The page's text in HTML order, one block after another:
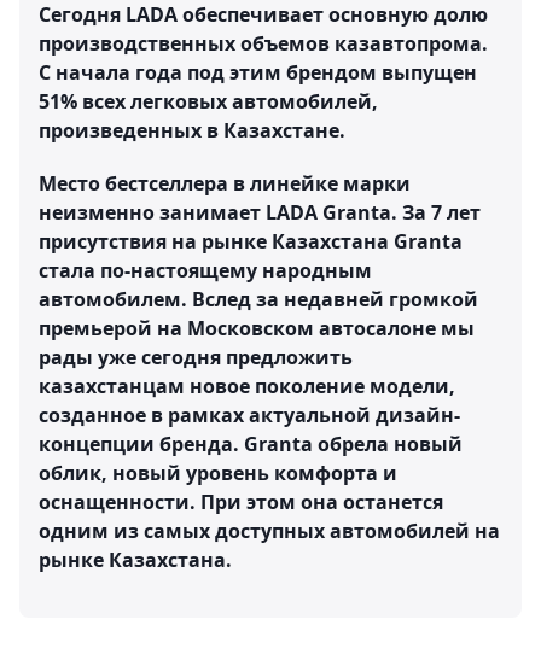
Сегодня LADA обеспечивает основную долю
производственных объемов казавтопрома.
С начала года под этим брендом выпущен
51% всех легковых автомобилей,
произведенных в Казахстане.
Место бестселлера в линейке марки
неизменно занимает LADA Granta. За 7 лет
присутствия на рынке Казахстана Granta
стала по-настоящему народным
автомобилем. Вслед за недавней громкой
премьерой на Московском автосалоне мы
рады уже сегодня предложить
казахстанцам новое поколение модели,
созданное в рамках актуальной дизайн-
концепции бренда. Granta обрела новый
облик, новый уровень комфорта и
оснащенности. При этом она останется
одним из самых доступных автомобилей на
рынке Казахстана.